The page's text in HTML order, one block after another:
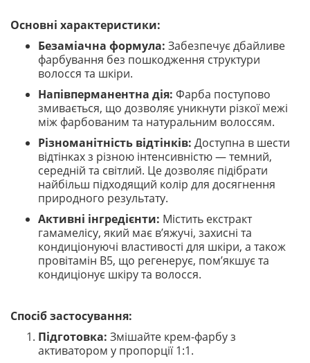
Основні характеристики:
Безаміачна формула: Забезпечує дбайливе
фарбування без пошкодження структури
волосся та шкіри.
Напівперманентна дія: Фарба поступово
змивається, що дозволяє уникнути різкої межі
між фарбованим та натуральним волоссям.
Різноманітність відтінків: Доступна в шести
відтінках з різною інтенсивністю — темний,
середній та світлий. Це дозволяє підібрати
найбільш підходящий колір для досягнення
природного результату.
Активні інгредієнти: Містить екстракт
гамамелісу, який має в’яжучі, захисні та
кондиціонуючі властивості для шкіри, а також
провітамін B5, що регенерує, пом’якшує та
кондиціонує шкіру та волосся.
Спосіб застосування:
Підготовка: Змішайте крем-фарбу з
активатором у пропорції 1:1.